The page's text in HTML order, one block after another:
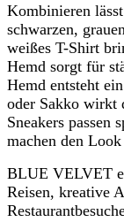
Kombinieren
schwarzen,
weißes T-Shirt
Hemd sorgt für
Hemd entsteht
oder Sakko wirkt
Sneakers passen
machen den
BLUE VELVET
Reisen, kreative